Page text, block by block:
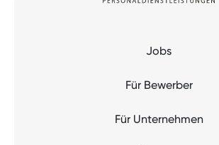
Jobs
Für Bewerber
Für Unternehmen